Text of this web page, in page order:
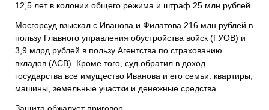
12,5 лет в колонии общего режима и штраф 25 млн рублей.
Мосгорсуд взыскал с Иванова и Филатова 216 млн рублей в
пользу Главного управления обустройства войск (ГУОВ) и
3,9 млрд рублей в пользу Агентства по страхованию
вкладов (АСВ). Кроме того, суд обратил в доход
государства все имущество Иванова и его семьи: квартиры,
машины, земельные участки и денежные средства.